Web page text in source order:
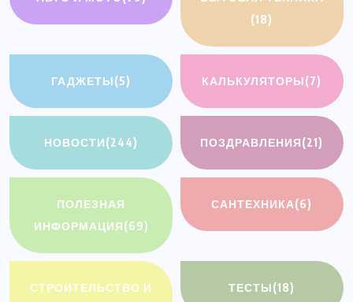
(18)
ГАДЖЕТЫ(5) КАЛЬКУЛЯТОРЫ(7)
НОВОСТИ(244) ПОЗДРАВЛЕНИЯ(21)
ПОЛЕЗНАЯ
ИНФОРМАЦИЯ(69)
САНТЕХНИКА(6)
СТРОИТЕЛЬСТВО И
ТЕСТЫ(18)